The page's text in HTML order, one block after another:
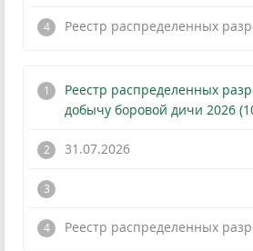
Реестр распределенных
Реестр распределенных
добычу боровой дичи 2026
31.07.2026
Реестр распределенных